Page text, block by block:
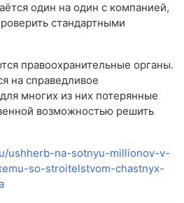
один на один с компанией,
стандартными
правоохранительные органы.
на справедливое
многих из них потерянные
возможностью решить
ushherb-na-sotnyu-millionov-v-
so-stroitelstvom-chastnyx-